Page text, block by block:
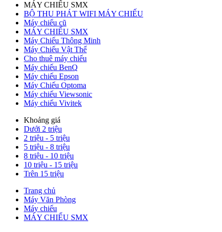
MÁY CHIẾU SMX
BỘ THU PHÁT WIFI MÁY CHIẾU
Máy chiếu cũ
MÁY CHIẾU SMX
Máy Chiếu Thông Minh
Máy Chiếu Vật Thể
Cho thuê máy chiếu
Máy chiếu BenQ
Máy chiếu Epson
Máy Chiếu Optoma
Máy chiếu Viewsonic
Máy chiếu Vivitek
Khoảng giá
Dưới 2 triệu
2 triệu - 5 triệu
5 triệu - 8 triệu
8 triệu - 10 triệu
10 triệu - 15 triệu
Trên 15 triệu
Trang chủ
Máy Văn Phòng
Máy chiếu
MÁY CHIẾU SMX